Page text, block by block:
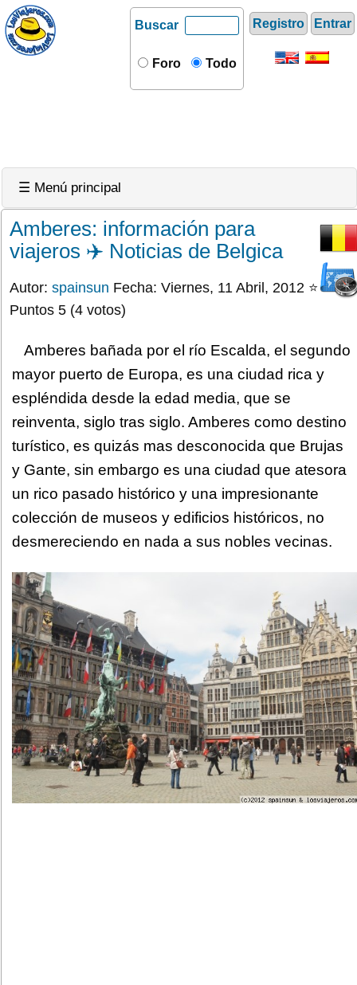
Registro Entrar
Buscar
Foro Todo
☰ Menú principal
Amberes: información para
viajeros ✈️ Noticias de Belgica
Autor: spainsun Fecha: Viernes, 11 Abril, 2012 ⭐
Puntos 5 (4 votos)
Amberes bañada por el río Escalda, el segundo
mayor puerto de Europa, es una ciudad rica y
espléndida desde la edad media, que se
reinventa, siglo tras siglo. Amberes como destino
turístico, es quizás mas desconocida que Brujas
y Gante, sin embargo es una ciudad que atesora
un rico pasado histórico y una impresionante
colección de museos y edificios históricos, no
desmereciendo en nada a sus nobles vecinas.